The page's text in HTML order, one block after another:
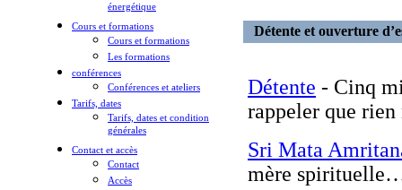
énergétique
Cours et formations
Cours et formations
Les formations
conférences
Conférences et ateliers
Tarifs, dates
Tarifs, dates et condition
générales
Contact et accès
Contact
Accès
Détente et ouverture
Détente - Cinq
rappeler que rien
Sri Mata
mère